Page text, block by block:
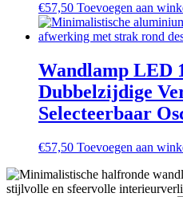
€57,50 Toevoegen aan
Wandlamp LED
Dubbelzijdige
Selecteerbaar
€57,50 Toevoegen aan